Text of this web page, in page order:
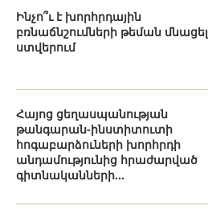
Ինչո՞ւ է խորհրդային
բռնաճնշումների թեման մնացել
ստվերում
Հայոց ցեղասպանության
թանգարան-ինստիտուտի
հոգաբարձուների խորհրդի
անդամությունից հրաժարված
գիտնականների...